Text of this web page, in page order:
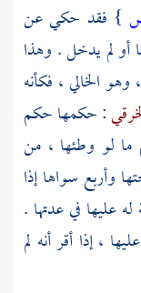
} فقد حكي عن
أو لم يدخل . وهذا
الخالي ، فكأنه
: حكمها حكم
ما لو وطئها ، من
وأربع سواها إذا
عليها في عدتها .
، إذا أقر أنه لم